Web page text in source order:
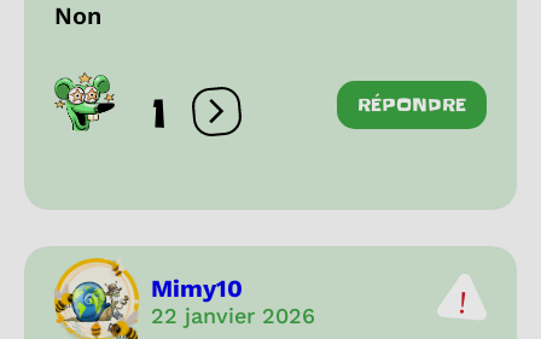
Non
1 Ouvrir les réactions
RÉPONDRE
Mimy10
22 janvier 2026